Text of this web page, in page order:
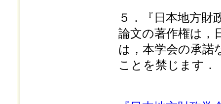
５．『日本地方財
論文の著作権は，
は，本学会の承諾
ことを禁じます．